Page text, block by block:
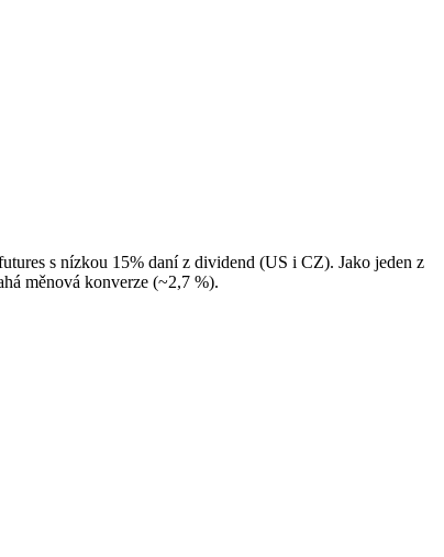
s nízkou 15% daní z dividend (US i CZ). Jako jeden z
měnová konverze (~2,7 %).